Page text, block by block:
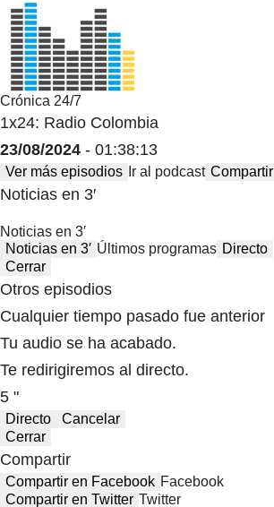
Crónica 24/7
1x24: Radio Colombia
23/08/2024 - 01:38:13
Ver más episodios Ir al podcast Compartir
Noticias en 3′
Noticias en 3′
Noticias en 3′ Últimos programas Directo
Cerrar
Otros episodios
Cualquier tiempo pasado fue anterior
Tu audio se ha acabado.
Te redirigiremos al directo.
5 "
Directo
Cancelar
Cerrar
Compartir
Compartir en Facebook Facebook
Compartir en Twitter Twitter